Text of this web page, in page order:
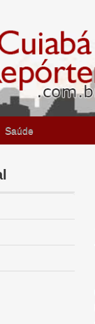
Saúde